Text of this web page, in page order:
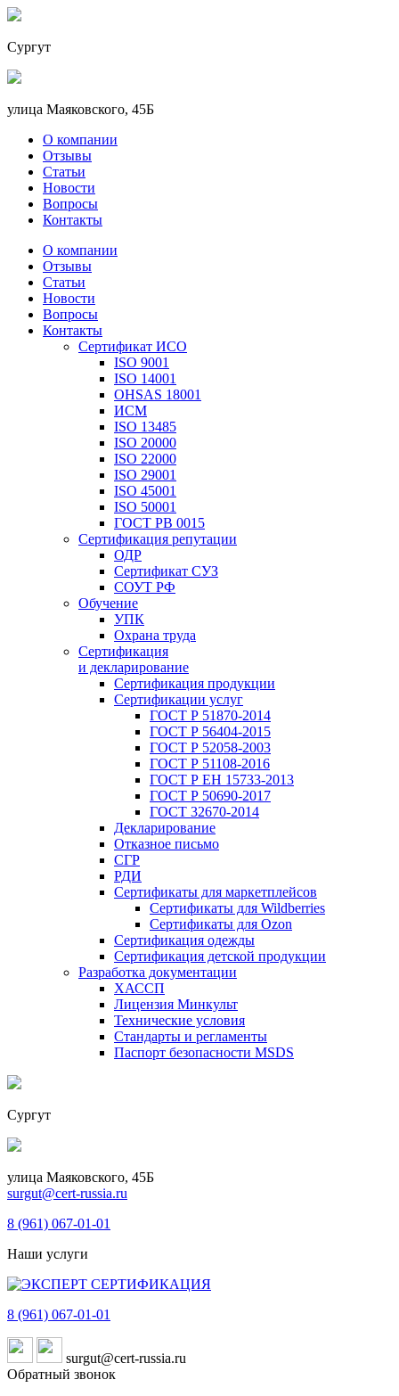
Сургут
улица Маяковского, 45Б
О компании
Отзывы
Статьи
Новости
Вопросы
Контакты
О компании
Отзывы
Статьи
Новости
Вопросы
Контакты
Сертификат ИСО
ISO 9001
ISO 14001
OHSAS 18001
ИСМ
ISO 13485
ISO 20000
ISO 22000
ISO 29001
ISO 45001
ISO 50001
ГОСТ РВ 0015
Сертификация репутации
ОДР
Сертификат СУЗ
СОУТ РФ
Обучение
УПК
Охрана труда
Сертификация
и декларирование
Сертификация продукции
Сертификации услуг
ГОСТ Р 51870-2014
ГОСТ Р 56404-2015
ГОСТ Р 52058-2003
ГОСТ Р 51108-2016
ГОСТ Р ЕН 15733-2013
ГОСТ Р 50690-2017
ГОСТ 32670-2014
Декларирование
Отказное письмо
СГР
РДИ
Сертификаты для маркетплейсов
Сертификаты для Wildberries
Сертификаты для Ozon
Сертификация одежды
Сертификация детской продукции
Разработка документации
ХАССП
Лицензия Минкульт
Технические условия
Стандарты и регламенты
Паспорт безопасности MSDS
Сургут
улица Маяковского, 45Б
surgut@cert-russia.ru
8 (961) 067-01-01
Наши услуги
8 (961) 067-01-01
surgut@cert-russia.ru
Обратный звонок